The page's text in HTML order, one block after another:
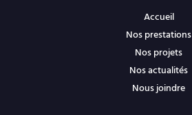
Accueil
Nos prestations
Nos projets
Nos actualités
Nous joindre